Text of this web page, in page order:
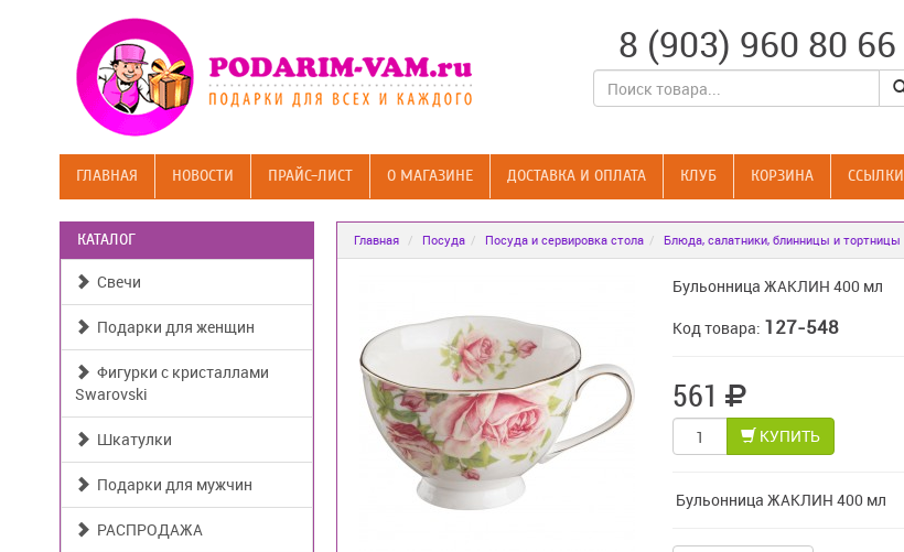
8 (903) 960 80 66
ГЛАВНАЯ НОВОСТИ ПРАЙС-ЛИСТ О МАГАЗИНЕ ДОСТАВКА И ОПЛАТА КЛУБ КОРЗИНА CСЫЛКИ
КАТАЛОГ
Свечи
Подарки для женщин
Фигурки с кристаллами
Swarovski
Шкатулки
Подарки для мужчин
РАСПРОДАЖА
Главная Посуда Посуда и сервировка стола Блюда, салатники, блинницы и тортницы
Бульонница ЖАКЛИН 400 мл
Код товара: 127-548
561
КУПИТЬ
Бульонница ЖАКЛИН 400 мл